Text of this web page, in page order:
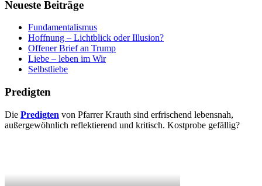
Neueste Beiträge
Fundamentalismus
Hoffnung – Lichtblick oder Illusion?
Offener Brief an Trump
Liebe – leben im Wir
Selbstliebe
Predigten
Die Predigten von Pfarrer Krauth sind erfrischend lebensnah,
außergewöhnlich reflektierend und kritisch. Kostprobe gefällig?